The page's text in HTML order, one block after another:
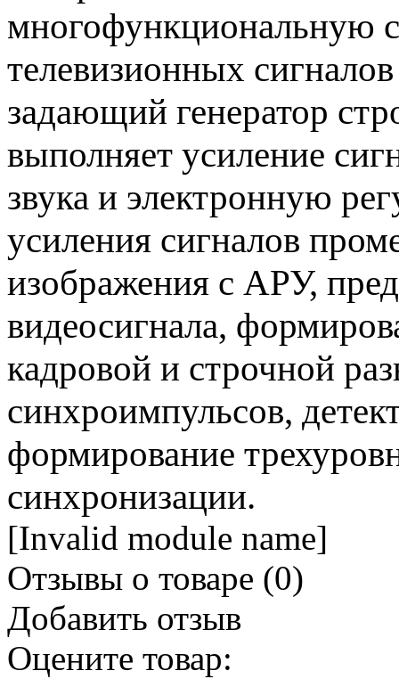
многофункциональную
телевизионных
задающий генератор
выполняет усиление
звука и электронную
усиления сигналов
изображения с АРУ,
видеосигнала,
кадровой и строчной
синхроимпульсов,
формирование
синхронизации.
[Invalid module name]
Отзывы о товаре (0)
Добавить отзыв
Оцените товар: